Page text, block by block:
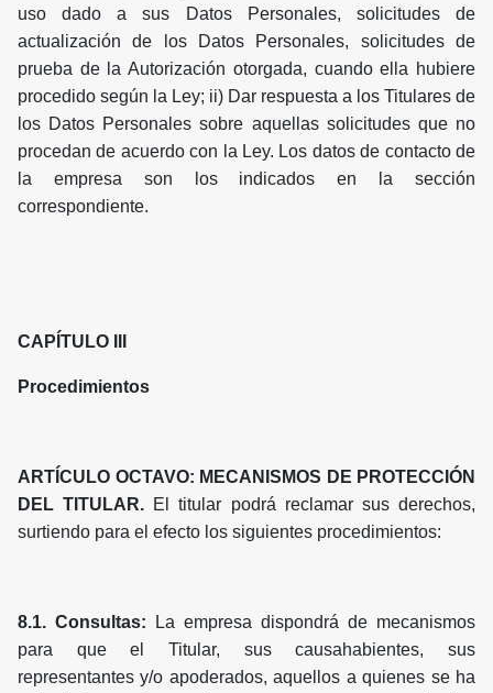
uso dado a sus Datos Personales, solicitudes de
actualización de los Datos Personales, solicitudes de
prueba de la Autorización otorgada, cuando ella hubiere
procedido según la Ley; ii) Dar respuesta a los Titulares de
los Datos Personales sobre aquellas solicitudes que no
procedan de acuerdo con la Ley. Los datos de contacto de
la empresa son los indicados en la sección
correspondiente.
CAPÍTULO III
Procedimientos
ARTÍCULO OCTAVO: MECANISMOS DE PROTECCIÓN
DEL TITULAR. El titular podrá reclamar sus derechos,
surtiendo para el efecto los siguientes procedimientos:
8.1. Consultas:
La empresa dispondrá de mecanismos
para que el Titular, sus causahabientes, sus
representantes y/o apoderados, aquellos a quienes se ha